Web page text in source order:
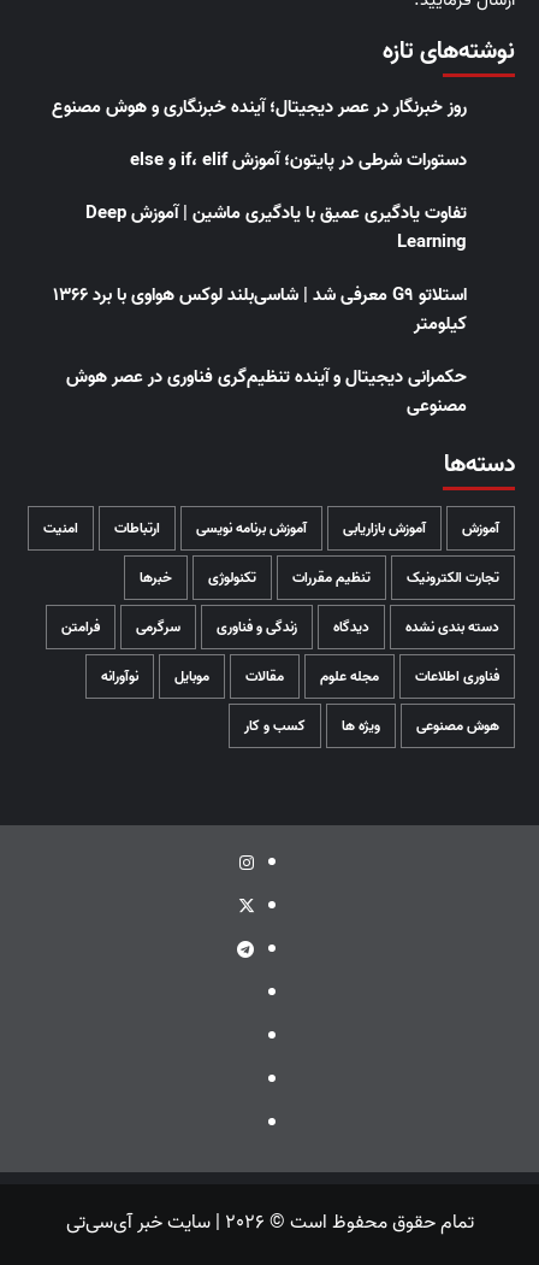
نوشته‌های تازه
روز خبرنگار در عصر دیجیتال؛ آینده خبرنگاری و هوش مصنوع
دستورات شرطی در پایتون؛ آموزش if، elif و else
تفاوت یادگیری عمیق با یادگیری ماشین | آموزش Deep
Learning
استلاتو G9 معرفی شد | شاسی‌بلند لوکس هواوی با برد ۱۳۶۶
کیلومتر
حکمرانی دیجیتال و آینده تنظیم‌گری فناوری در عصر هوش
مصنوعی
دسته‌ها
آموزش آموزش بازاریابی آموزش برنامه نویسی ارتباطات امنیت
تجارت الکترونیک تنظیم مقررات تکنولوژی خبرها
دسته بندی نشده دیدگاه زندگی و فناوری سرگرمی فرامتن
فناوری اطلاعات مجله علوم مقالات موبایل نوآورانه
هوش مصنوعی ویژه ها کسب و کار
اینستاگرام
توئیتر
تلگرام
تمام حقوق محفوظ است © 2026 | سایت خبر آی‌سی‌تی